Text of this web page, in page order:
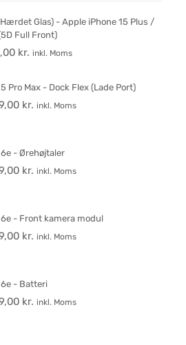
Glas) - Apple iPhone 15 Plus /
Full Front)
kr. inkl. Moms
Pro Max - Dock Flex (Lade Port)
kr. inkl. Moms
- Ørehøjtaler
kr. inkl. Moms
- Front kamera modul
kr. inkl. Moms
- Batteri
kr. inkl. Moms